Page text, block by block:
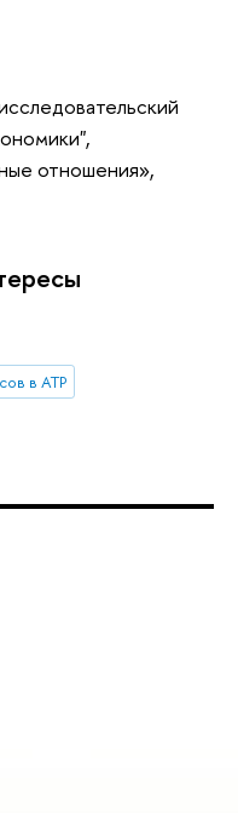
отношения»,
в АТР